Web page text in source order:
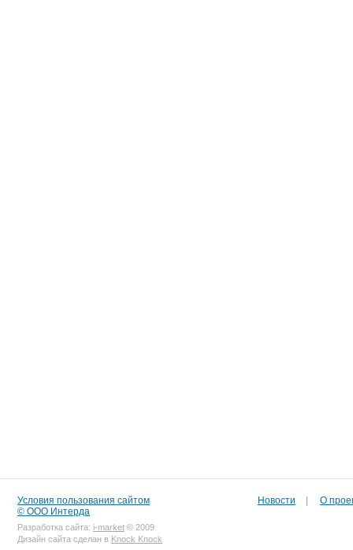
Условия пользования сайтом
© ООО Интерда
Разработка сайта: i-market © 2009
Дизайн сайта сделан в Knock Knock
Новости О